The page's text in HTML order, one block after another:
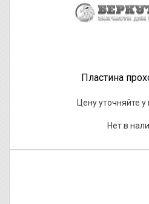
Пластина
Цену уточняйте
Нет в